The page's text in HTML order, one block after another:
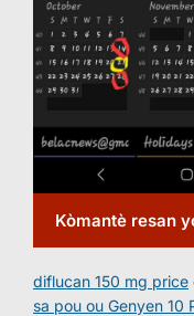
Kòmantè resan
diflucan 150 mg price
sa pou ou Genyen 10